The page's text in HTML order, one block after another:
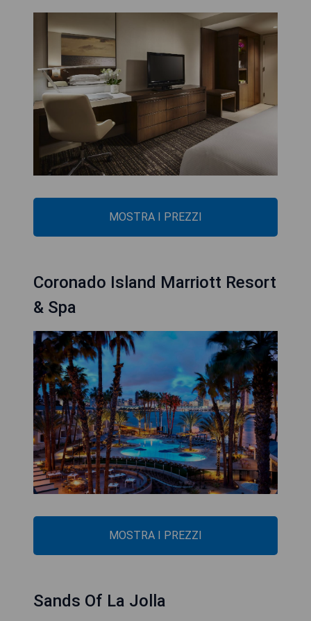
MOSTRA I PREZZI
Coronado Island Marriott Resort
& Spa
MOSTRA I PREZZI
Sands Of La Jolla